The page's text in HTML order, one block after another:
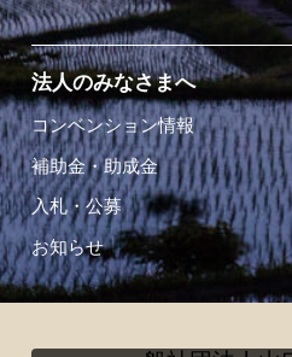
法人のみなさまへ
コンベンション情報
補助金・助成金
入札・公募
お知らせ